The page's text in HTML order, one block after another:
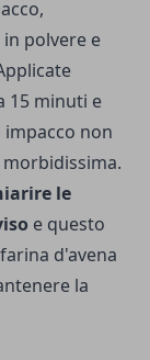
polvere e
15 minuti e
impacco non
le
e questo
d'avena
la